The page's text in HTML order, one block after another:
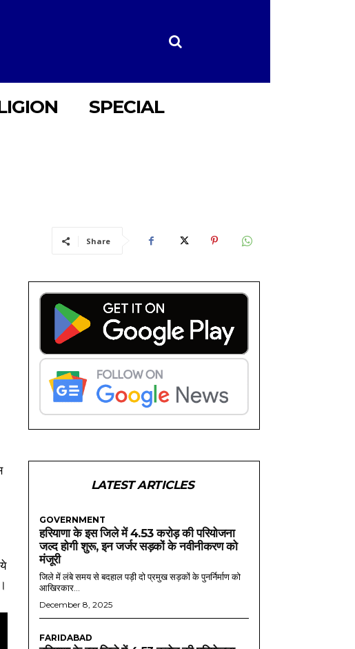
SPECIAL
Share
LATEST ARTICLES
GOVERNMENT
हरियाणा के इस जिले में 4.53 करोड़ की परियोजना
जल्द होगी शुरू, इन जर्जर सड़कों के नवीनीकरण को
मंजूरी
जिले में लंबे समय से बदहाल पड़ी दो प्रमुख सड़कों के पुनर्निर्माण को
आखिरकार...
December 8, 2025
FARIDABAD